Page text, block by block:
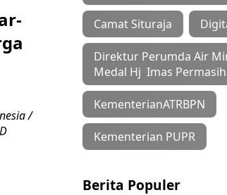
/
Camat Situraja
Direktur Perumda Air
Medal Hj Imas Permasih
KementerianATRBPN
Kementerian PUPR
Berita Populer